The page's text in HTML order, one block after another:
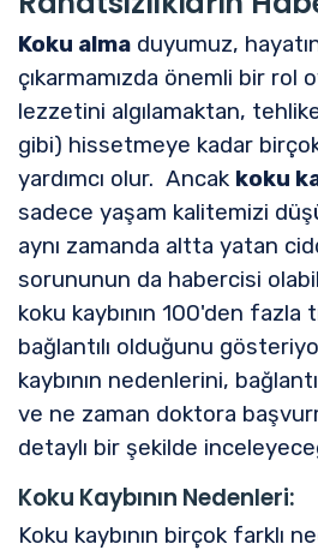
Koku alma duyumuz,
çıkarmamızda önemli bir rol
lezzetini algılamaktan,
gibi) hissetmeye kadar
yardımcı olur. Ancak koku
sadece yaşam kalitemizi
aynı zamanda altta yatan
sorununun da habercisi
koku kaybının 100'den fazla
bağlantılı olduğunu
kaybının nedenlerini,
ve ne zaman doktora
detaylı bir şekilde
Koku Kaybının Nedenleri:
Koku kaybının birçok farklı